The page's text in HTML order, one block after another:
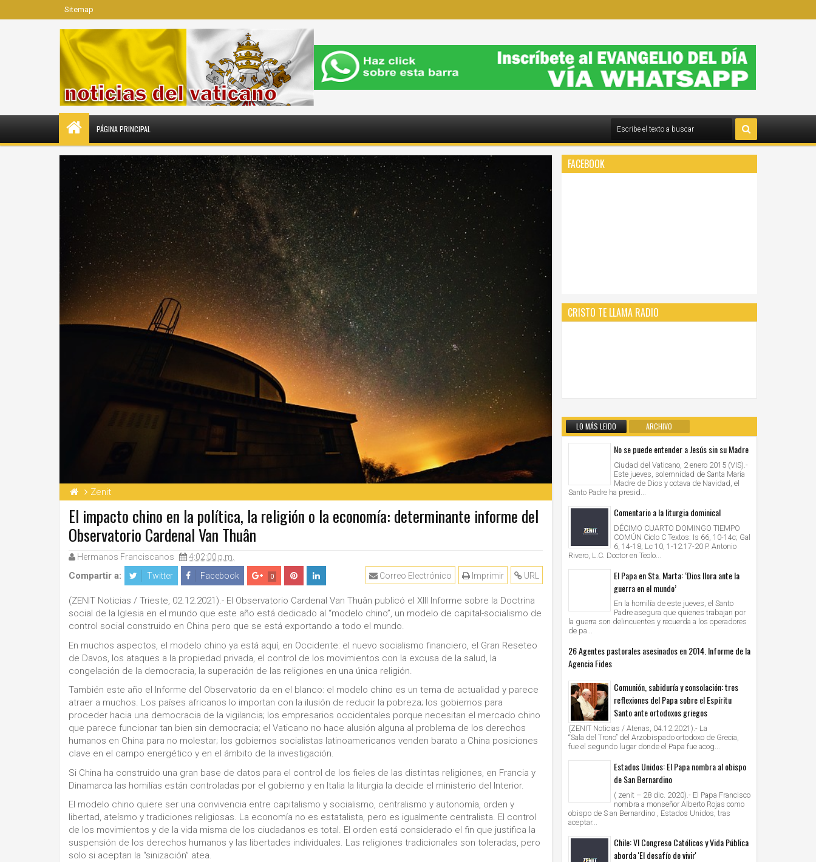
Sitemap
PÁGINA PRINCIPAL
Zenit
El impacto chino en la política, la religión o la economía: determinante informe del
Observatorio Cardenal Van Thuân
Hermanos Franciscanos 4:02:00 p.m.
Compartir a: Twitter Facebook 0 URL
Imprimir
Correo Electrónico
(ZENIT Noticias / Trieste, 02.12.2021).- El Observatorio Cardenal Van Thuân publicó el XIII Informe sobre la Doctrina
social de la Iglesia en el mundo que este año está dedicado al “modelo chino”, un modelo de capital-socialismo de
control social construido en China pero que se está exportando a todo el mundo.
En muchos aspectos, el modelo chino ya está aquí, en Occidente: el nuevo socialismo financiero, el Gran Reseteo
de Davos, los ataques a la propiedad privada, el control de los movimientos con la excusa de la salud, la
congelación de la democracia, la superación de las religiones en una única religión.
También este año el Informe del Observatorio da en el blanco: el modelo chino es un tema de actualidad y parece
atraer a muchos. Los países africanos lo importan con la ilusión de reducir la pobreza; los gobiernos para
proceder hacia una democracia de la vigilancia; los empresarios occidentales porque necesitan el mercado chino
que parece funcionar tan bien sin democracia; el Vaticano no hace alusión alguna al problema de los derechos
humanos en China para no molestar; los gobiernos socialistas latinoamericanos venden barato a China posiciones
clave en el campo energético y en el ámbito de la investigación.
Si China ha construido una gran base de datos para el control de los fieles de las distintas religiones, en Francia y
Dinamarca las homilías están controladas por el gobierno y en Italia la liturgia la decide el ministerio del Interior.
El modelo chino quiere ser una convivencia entre capitalismo y socialismo, centralismo y autonomía, orden y
libertad, ateísmo y tradiciones religiosas. La economía no es estatalista, pero es igualmente centralista. El control
de los movimientos y de la vida misma de los ciudadanos es total. El orden está considerado el fin que justifica la
suspensión de los derechos humanos y las libertades individuales. Las religiones tradicionales son toleradas, pero
solo si aceptan la “sinización” atea.
FACEBOOK
CRISTO TE LLAMA RADIO
LO MÁS LEIDO ARCHIVO
No se puede entender a Jesús sin su Madre
Ciudad del Vaticano, 2 enero 2015 (VIS).-
Este jueves, solemnidad de Santa María
Madre de Dios y octava de Navidad, el
Santo Padre ha presid...
Comentario a la liturgia dominical
DÉCIMO CUARTO DOMINGO TIEMPO
COMÚN Ciclo C Textos: Is 66, 10-14c; Gal
6, 14-18; Lc 10, 1-12.17-20 P. Antonio
Rivero, L.C. Doctor en Teolo...
El Papa en Sta. Marta: ‘Dios llora ante la
guerra en el mundo’
En la homilía de este jueves, el Santo
Padre asegura que quienes trabajan por
la guerra son delincuentes y recuerda a los operadores
de pa...
26 Agentes pastorales asesinados en 2014. Informe de la
Agencia Fides
Comunión, sabiduría y consolación: tres
reflexiones del Papa sobre el Espíritu
Santo ante ortodoxos griegos
(ZENIT Noticias / Atenas, 04.12.2021).- La
“Sala del Trono” del Arzobispado ortodoxo de Grecia,
fue el segundo lugar donde el Papa fue acog...
Estados Unidos: El Papa nombra al obispo
de San Bernardino
( zenit – 28 dic. 2020).- El Papa Francisco
nombra a monseñor Alberto Rojas como
obispo de S an Bernardino , Estados Unidos, tras
aceptar...
Chile: VI Congreso Católicos y Vida Pública
aborda 'El desafío de vivir'